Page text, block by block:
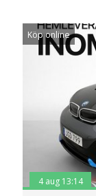
Köp online
4 aug 13:14